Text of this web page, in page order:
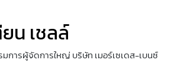
น เชลล์
มการผู้จัดการใหญ่ บริษัท เมอร์เซเดส-เบนซ์